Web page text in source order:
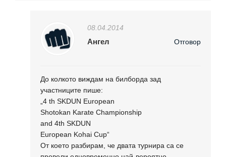
08.04.2014
Ангел Отговор
До колкото виждам на билборда зад
участниците пише:
„4 th SKDUN European
Shotokan Karate Championship
and 4th SKDUN
European Kohai Cup“
От което разбирам, че двата турнира са се